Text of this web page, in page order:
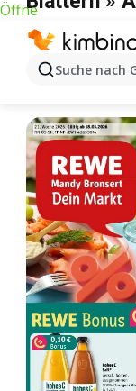
Öffne
Suche nach